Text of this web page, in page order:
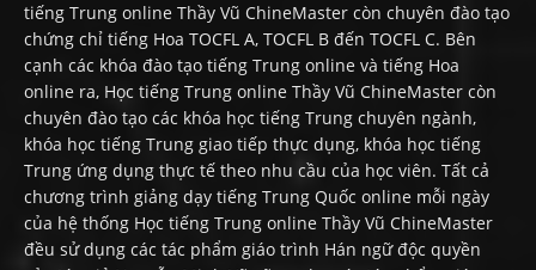
tiếng Trung online Thầy Vũ ChineMaster còn chuyên đào tạo
chứng chỉ tiếng Hoa TOCFL A, TOCFL B đến TOCFL C. Bên
cạnh các khóa đào tạo tiếng Trung online và tiếng Hoa
online ra, Học tiếng Trung online Thầy Vũ ChineMaster còn
chuyên đào tạo các khóa học tiếng Trung chuyên ngành,
khóa học tiếng Trung giao tiếp thực dụng, khóa học tiếng
Trung ứng dụng thực tế theo nhu cầu của học viên. Tất cả
chương trình giảng dạy tiếng Trung Quốc online mỗi ngày
của hệ thống Học tiếng Trung online Thầy Vũ ChineMaster
đều sử dụng các tác phẩm giáo trình Hán ngữ độc quyền